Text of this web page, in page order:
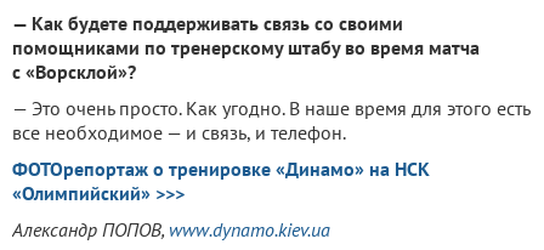
— Как будете поддерживать связь со своими
помощниками по тренерскому штабу во время матча
с «Ворсклой»?
— Это очень просто. Как угодно. В наше время для этого есть
все необходимое — и связь, и телефон.
ФОТОрепортаж о тренировке «Динамо» на НСК
«Олимпийский» >>>
Александр ПОПОВ, www.dynamo.kiev.ua